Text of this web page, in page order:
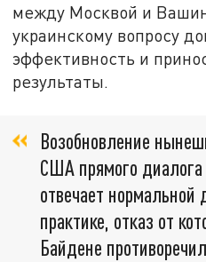
между Москвой и
украинскому вопросу
эффективность и
результаты.
Возобновление
США прямого
отвечает нормальной
практике, отказ от
Байдене